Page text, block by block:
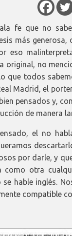
fe que no
más
eso
original, no
que todos
Madrid, el
pensados y,
de manera
el no
por darle, y
como otra
hable inglés.
compatible